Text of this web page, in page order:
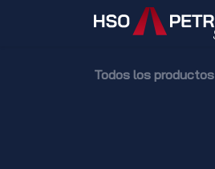
Todos los productos